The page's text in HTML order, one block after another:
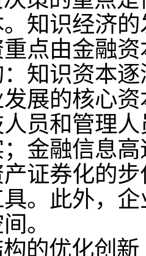
知识经济
点由金融
知识资本
展的核心
员和管理
金融信息
证券化的
。此外，
。
的优化创新